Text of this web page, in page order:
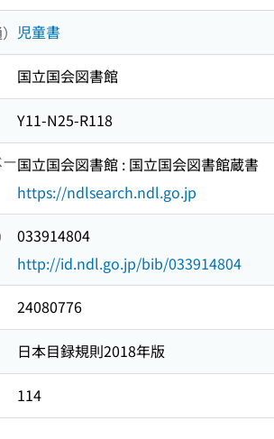
児童書
国立国会図書館
Y11-N25-R118
国立国会図書館 : 国立国会図書館蔵書
https://ndlsearch.ndl.go.jp
033914804
http://id.ndl.go.jp/bib/033914804
24080776
日本目録規則2018年版
114